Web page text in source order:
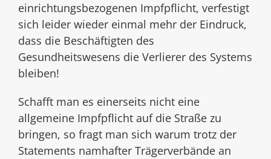
einrichtungsbezogenen Impfpflicht, verfestigt
sich leider wieder einmal mehr der Eindruck,
dass die Beschäftigten des
Gesundheitswesens die Verlierer des Systems
bleiben!
Schafft man es einerseits nicht eine
allgemeine Impfpflicht auf die Straße zu
bringen, so fragt man sich warum trotz der
Statements namhafter Trägerverbände an